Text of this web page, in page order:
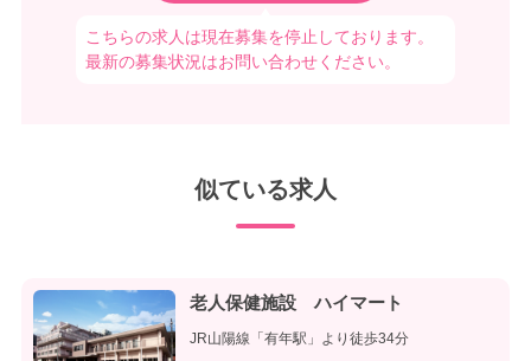
こちらの求人は現在募集を停止しております。
最新の募集状況はお問い合わせください。
似ている求人
老人保健施設 ハイマート
JR山陽線「有年駅」より徒歩34分